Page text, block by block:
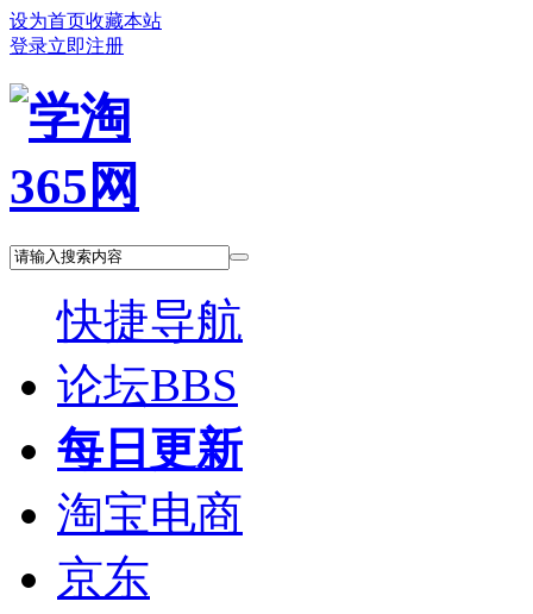
设为首页收藏本站
登录立即注册
快捷导航
论坛BBS
每日更新
淘宝电商
京东